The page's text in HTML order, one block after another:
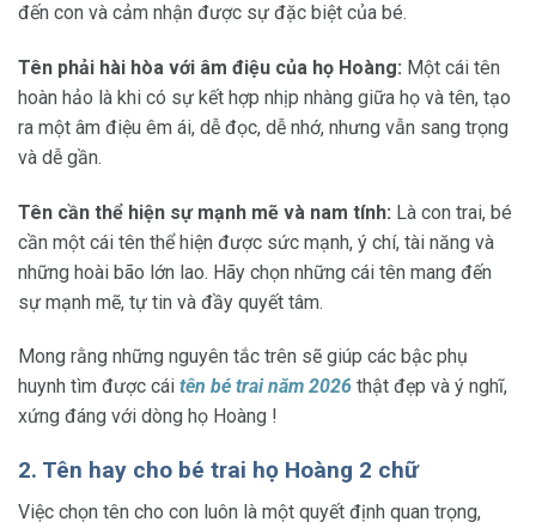
đến con và cảm nhận được sự đặc biệt của bé.
Tên phải hài hòa với âm điệu của họ Hoàng: Một cái tên
hoàn hảo là khi có sự kết hợp nhịp nhàng giữa họ và tên, tạo
ra một âm điệu êm ái, dễ đọc, dễ nhớ, nhưng vẫn sang trọng
và dễ gần.
Tên cần thể hiện sự mạnh mẽ và nam tính: Là con trai, bé
cần một cái tên thể hiện được sức mạnh, ý chí, tài năng và
những hoài bão lớn lao. Hãy chọn những cái tên mang đến
sự mạnh mẽ, tự tin và đầy quyết tâm.
Mong rằng những nguyên tắc trên sẽ giúp các bậc phụ
huynh tìm được cái tên bé trai năm 2026 thật đẹp và ý nghĩ,
xứng đáng với dòng họ Hoàng !
2. Tên hay cho bé trai họ Hoàng 2 chữ
Việc chọn tên cho con luôn là một quyết định quan trọng,